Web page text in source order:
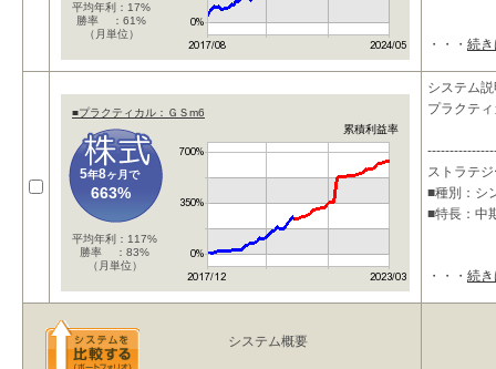
平均年利：17%
勝率 ：61%
（月単位）
・・・ 続
■プラクティカル：ＧＳm6
累積利益率
5年8ヶ月で
663%
平均年利：117%
勝率 ：83%
（月単位）
システム
プラクテ
ストラテ
■種別：シ
■特長：中
・・・ 続
システム概要